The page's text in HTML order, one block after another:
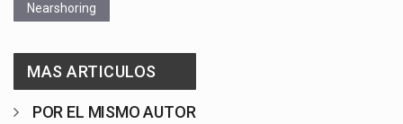
Nearshoring
MAS ARTICULOS
POR EL MISMO AUTOR